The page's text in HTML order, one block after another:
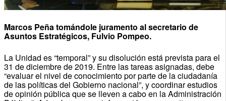
Marcos Peña tomándole juramento al secretario de
Asuntos Estratégicos, Fulvio Pompeo.
La Unidad es “temporal” y su disolución está prevista para el
31 de diciembre de 2019. Entre las tareas asignadas, debe
“evaluar el nivel de conocimiento por parte de la ciudadanía
de las políticas del Gobierno nacional”, y coordinar estudios
de opinión pública que se lleven a cabo en la Administración